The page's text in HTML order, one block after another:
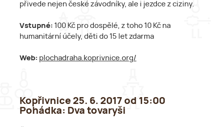
přivede nejen české závodníky, ale i jezdce z ciziny.
Vstupné: 100 Kč pro dospělé, z toho 10 Kč na
humanitární účely, děti do 15 let zdarma
Web: plochadraha.koprivnice.org/
Kopřivnice 25. 6. 2017 od 15:00
Pohádka: Dva tovaryši